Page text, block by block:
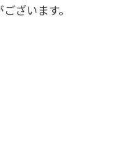
ざいます。